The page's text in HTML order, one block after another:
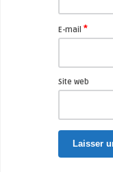
E-mail *
Site web